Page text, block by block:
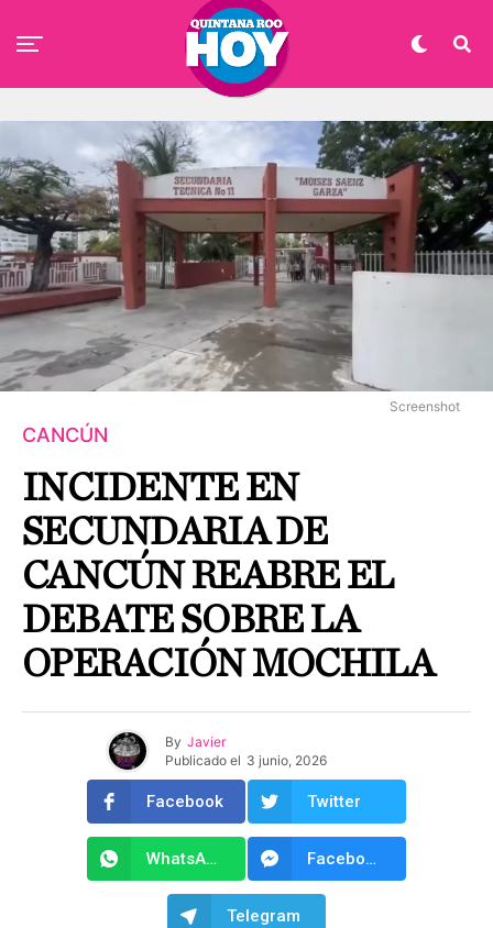
Screenshot
CANCÚN
INCIDENTE EN
SECUNDARIA DE
CANCÚN REABRE EL
DEBATE SOBRE LA
OPERACIÓN MOCHILA
By Javier
Publicado el 3 junio, 2026
Facebook Twitter
WhatsApp Facebook Messenger
Telegram